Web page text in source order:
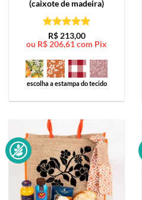
(caixote de madeira)
Avaliação5
de 5
R$213,00
ou R$ 206,61 com Pix
escolha a estampa do tecido